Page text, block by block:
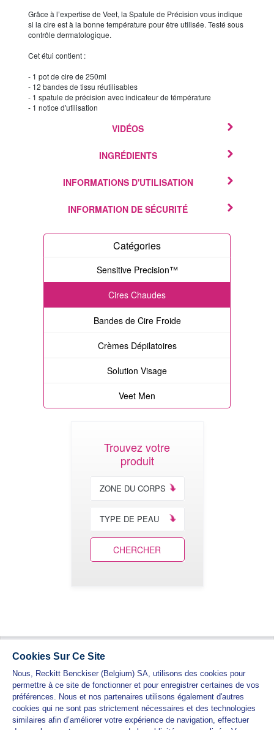
Grâce à l’expertise de Veet, la Spatule de Précision vous indique
si la cire est à la bonne température pour être utilisée. Testé sous
contrôle dermatologique.
Cet étui contient :
- 1 pot de cire de 250ml
- 12 bandes de tissu réutilisables
- 1 spatule de précision avec indicateur de témpérature
- 1 notice d'utilisation
VIDÉOS
INGRÉDIENTS
INFORMATIONS D'UTILISATION
INFORMATION DE SÉCURITÉ
Catégories
Sensitive Precision™
Cires Chaudes
Bandes de Cire Froide
Crèmes Dépilatoires
Solution Visage
Veet Men
Trouvez votre
produit
ZONE DU CORPS
TYPE DE PEAU
CHERCHER
Cookies Sur Ce Site
Nous, Reckitt Benckiser (Belgium) SA, utilisons des cookies pour
permettre à ce site de fonctionner et pour enregistrer certaines de vos
préférences. Nous et nos partenaires utilisons également d'autres
cookies qui ne sont pas strictement nécessaires et des technologies
similaires afin d’améliorer votre expérience de navigation, effectuer